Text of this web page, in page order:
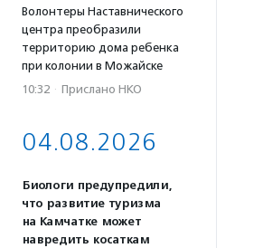
Волонтеры Наставнического
центра преобразили
территорию дома ребенка
при колонии в Можайске
10:32 · Прислано НКО
04.08.2026
Биологи предупредили,
что развитие туризма
на Камчатке может
навредить косаткам